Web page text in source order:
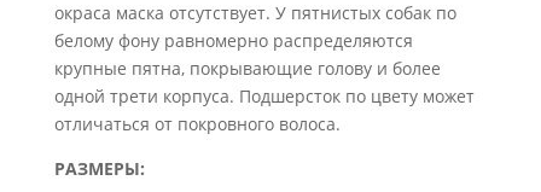
окраса маска отсутствует. У пятнистых собак по
белому фону равномерно распределяются
крупные пятна, покрывающие голову и более
одной трети корпуса. Подшерсток по цвету может
отличаться от покровного волоса.
РАЗМЕРЫ: